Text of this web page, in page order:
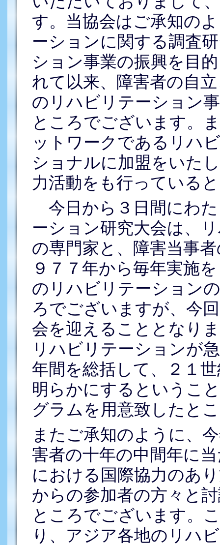
す。当協会はご承知の
ーションに関する調査
ション事業の振興を目
れて以来、障害者の自
のリハビリテーション
ところでございます。
ットワークであるリハ
ショナルに加盟をいた
力活動をも行っている
今日から３日間にわ
ーション研究大会は、
の専門家と、障害当事
９７７年から毎年実施
のリハビリテーション
ろでございますが、今
会を迎えることとなり
リハビリテーションが
年間を総括して、２１
明らかにするというこ
グラムを用意致したと
またご承知のように、
害者の十年の中間年に
における国際協力のあ
からの参加者の方々と
ところでございます。
り、アジア各地のリハ